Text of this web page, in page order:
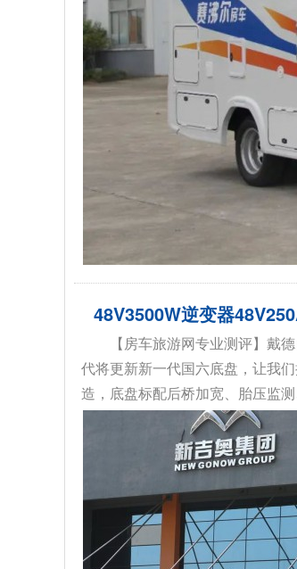
48V3500W逆变器
【房车旅游网专业测评】戴
代将更新新一代国六底盘，让我
造，底盘标配后桥加宽、胎压监